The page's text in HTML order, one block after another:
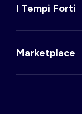
I Tempi Forti
Marketplace